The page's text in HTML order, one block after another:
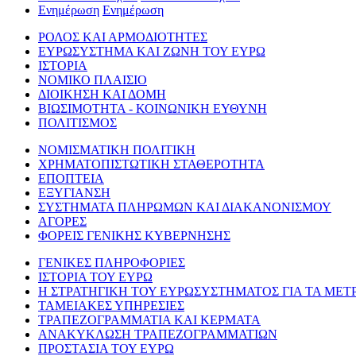
Ενημέρωση Ενημέρωση
ΡΟΛΟΣ ΚΑΙ ΑΡΜΟΔΙΟΤΗΤΕΣ
ΕΥΡΩΣΥΣΤΗΜΑ ΚΑΙ ΖΩΝΗ ΤΟΥ ΕΥΡΩ
ΙΣΤΟΡΙΑ
ΝΟΜΙΚΟ ΠΛΑΙΣΙΟ
ΔΙΟΙΚΗΣΗ ΚΑΙ ΔΟΜΗ
ΒΙΩΣΙΜΟΤΗΤΑ - ΚΟΙΝΩΝΙΚΗ ΕΥΘΥΝΗ
ΠΟΛΙΤΙΣΜΟΣ
ΝΟΜΙΣΜΑΤΙΚΗ ΠΟΛΙΤΙΚΗ
ΧΡΗΜΑΤΟΠΙΣΤΩΤΙΚΗ ΣΤΑΘΕΡΟΤΗΤΑ
ΕΠΟΠΤΕΙΑ
ΕΞΥΓΙΑΝΣΗ
ΣΥΣΤΗΜΑΤΑ ΠΛΗΡΩΜΩΝ ΚΑΙ ΔΙΑΚΑΝΟΝΙΣΜΟΥ
ΑΓΟΡΕΣ
ΦΟΡΕΙΣ ΓΕΝΙΚΗΣ ΚΥΒΕΡΝΗΣΗΣ
ΓΕΝΙΚΕΣ ΠΛΗΡΟΦΟΡΙΕΣ
ΙΣΤΟΡΙΑ ΤΟΥ ΕΥΡΩ
Η ΣΤΡΑΤΗΓΙΚΗ ΤΟΥ ΕΥΡΩΣΥΣΤΗΜΑΤΟΣ ΓΙΑ ΤΑ
ΤΑΜΕΙΑΚΕΣ ΥΠΗΡΕΣΙΕΣ
ΤΡΑΠΕΖΟΓΡΑΜΜΑΤΙΑ ΚΑΙ ΚΕΡΜΑΤΑ
ΑΝΑΚΥΚΛΩΣΗ ΤΡΑΠΕΖΟΓΡΑΜΜΑΤΙΩΝ
ΠΡΟΣΤΑΣΙΑ ΤΟΥ ΕΥΡΩ